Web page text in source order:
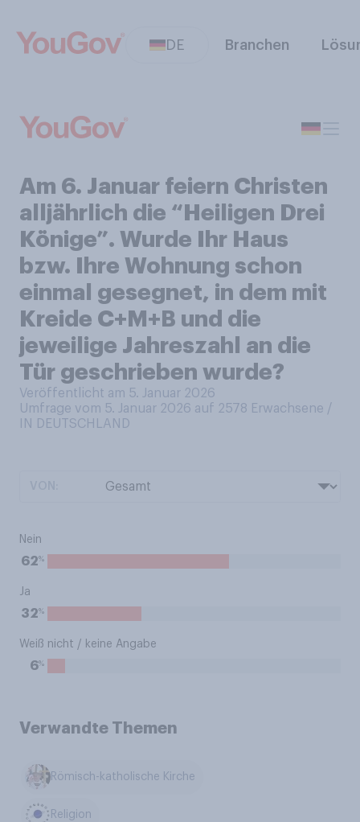
DE Branchen
Am 6. Januar feiern Christen
alljährlich die “Heiligen Drei
Könige”. Wurde Ihr Haus
bzw. Ihre Wohnung schon
einmal gesegnet, in dem mit
Kreide C+M+B und die
jeweilige Jahreszahl an die
Tür geschrieben wurde?
Veröffentlicht am 5. Januar 2026
Umfrage vom 5. Januar 2026 auf 2578 Erwachsene /
IN DEUTSCHLAND
Nein
62%
Ja
32%
Weiß nicht / keine Angabe
6%
Verwandte Themen
Römisch-katholische Kirche
Religion